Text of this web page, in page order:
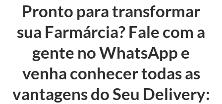
Pronto para transformar
sua Farmárcia? Fale com a
gente no WhatsApp e
venha conhecer todas as
vantagens do Seu Delivery: